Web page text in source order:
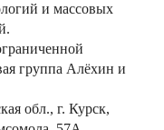
и массовых
группа Алёхин и
обл., г. Курск,